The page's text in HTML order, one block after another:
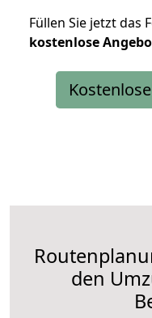
Füllen Sie jetzt das
kostenlose
den